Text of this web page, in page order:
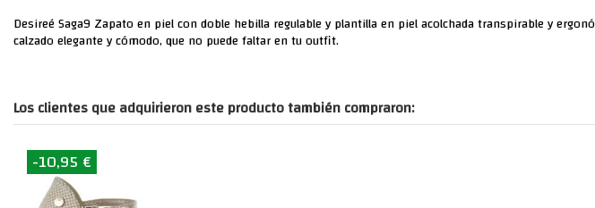
Desireé Saga9 Zapato en piel con doble hebilla regulable y plantilla en piel acolchada transpirable y
calzado elegante y cómodo, que no puede faltar en tu outfit.
Los clientes que adquirieron este producto también compraron:
-10,95 €